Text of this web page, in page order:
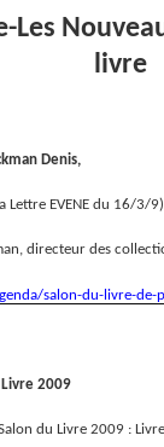
Les
livre
Denis,
Lettre EVENE du 16/3/9)
directeur des
salon-du-livre-de-
Livre 2009
du Livre 2009 :